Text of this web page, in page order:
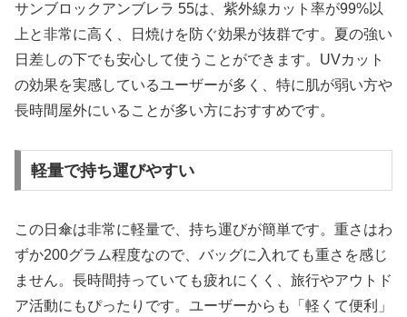
サンブロックアンブレラ 55は、紫外線カット率が99%以
上と非常に高く、日焼けを防ぐ効果が抜群です。夏の強い
日差しの下でも安心して使うことができます。UVカット
の効果を実感しているユーザーが多く、特に肌が弱い方や
長時間屋外にいることが多い方におすすめです。
軽量で持ち運びやすい
この日傘は非常に軽量で、持ち運びが簡単です。重さはわ
ずか200グラム程度なので、バッグに入れても重さを感じ
ません。長時間持っていても疲れにくく、旅行やアウトド
ア活動にもぴったりです。ユーザーからも「軽くて便利」